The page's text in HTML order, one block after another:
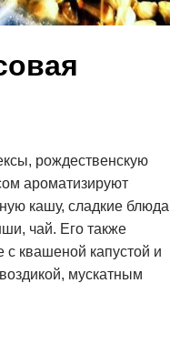
рождественскую
ароматизируют
кашу, сладкие блюда
чай. Его также
квашеной капустой и
мускатным